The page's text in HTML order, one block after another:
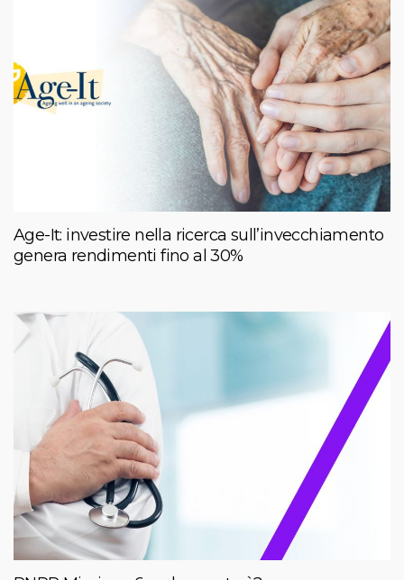
Age-It: investire nella ricerca sull’invecchiamento
genera rendimenti fino al 30%